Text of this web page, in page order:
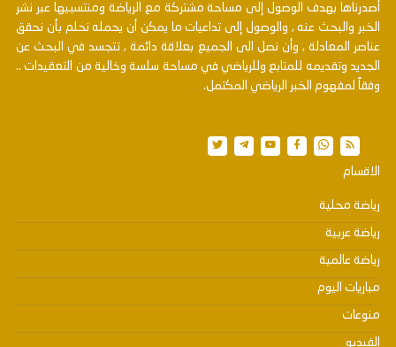
أصدرناها بهدف الوصول إلى مساحة مشتركة مع الرياضة ومنتسبيها عبر نشر
الخبر والبحث عنه , والوصول إلى تداعيات ما يمكن أن يحمله نحلم بأن نحقق
عناصر المعادلة , وأن نصل الى الجميع بعلاقة دائمة , تتجسد في البحث عن
الجديد وتقديمه للمتابع وللرياضي في مساحة سلسة وخالية من التعقيدات ..
وفقاً لمفهوم الخبر الرياضي المكتمل.
الاقسام
رياضة محلية
رياضة عربية
رياضة عالمية
مباريات اليوم
منوعات
الفيديو